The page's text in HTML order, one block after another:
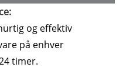
og effektiv
på enhver
timer.